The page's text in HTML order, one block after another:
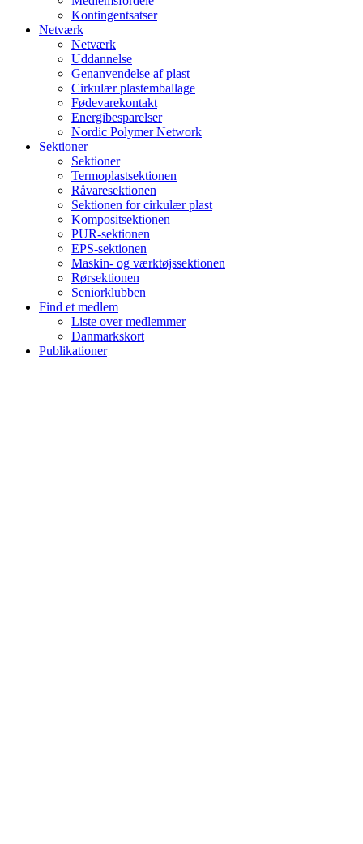
Kontingentsatser
Netværk
Netværk
Uddannelse
Genanvendelse af plast
Cirkulær plastemballage
Fødevarekontakt
Energibesparelser
Nordic Polymer Network
Sektioner
Sektioner
Termoplastsektionen
Råvaresektionen
Sektionen for cirkulær plast
Kompositsektionen
PUR-sektionen
EPS-sektionen
Maskin- og værktøjssektionen
Rørsektionen
Seniorklubben
Find et medlem
Liste over medlemmer
Danmarkskort
Publikationer